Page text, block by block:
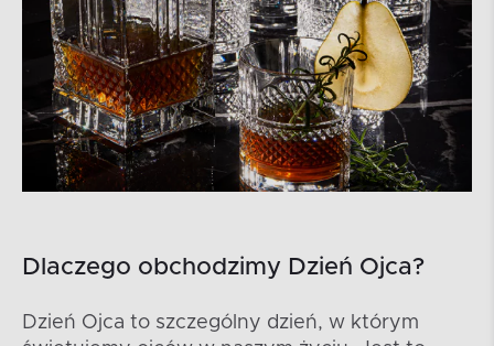
Dlaczego obchodzimy Dzień Ojca?
Dzień Ojca to szczególny dzień, w którym